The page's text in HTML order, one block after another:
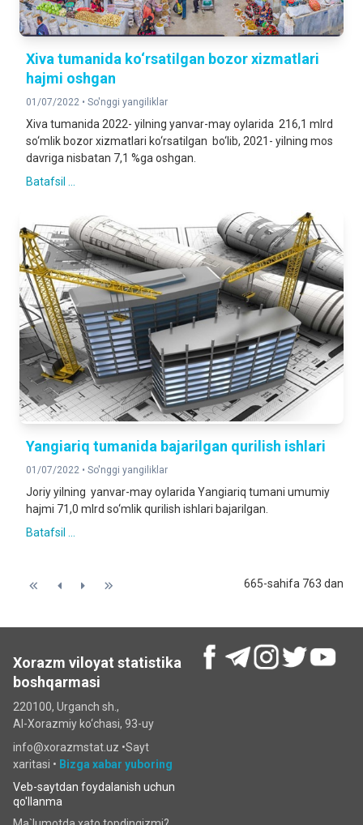
Xiva tumanida ko‘rsatilgan bozor xizmatlari
hajmi oshgan
01/07/2022 • So'nggi yangiliklar
Xiva tumanida 2022- yilning yanvar-may oylarida 216,1 mlrd
so‘mlik bozor xizmatlari ko‘rsatilgan bo‘lib, 2021- yilning mos
davriga nisbatan 7,1 %ga oshgan.
Batafsil ...
Yangiariq tumanida bajarilgan qurilish ishlari
01/07/2022 • So'nggi yangiliklar
Joriy yilning yanvar-may oylarida Yangiariq tumani umumiy
hajmi 71,0 mlrd so‘mlik qurilish ishlari bajarilgan.
Batafsil ...
665-sahifa 763 dan
Xorazm viloyat statistika
boshqarmasi
220100, Urganch sh.,
Al-Xorazmiy ko‘chаsi, 93-uy
info@xorazmstat.uz •Sayt
xaritasi • Bizga xabar yuboring
Veb-saytdan foydalanish uchun
qo'llanma